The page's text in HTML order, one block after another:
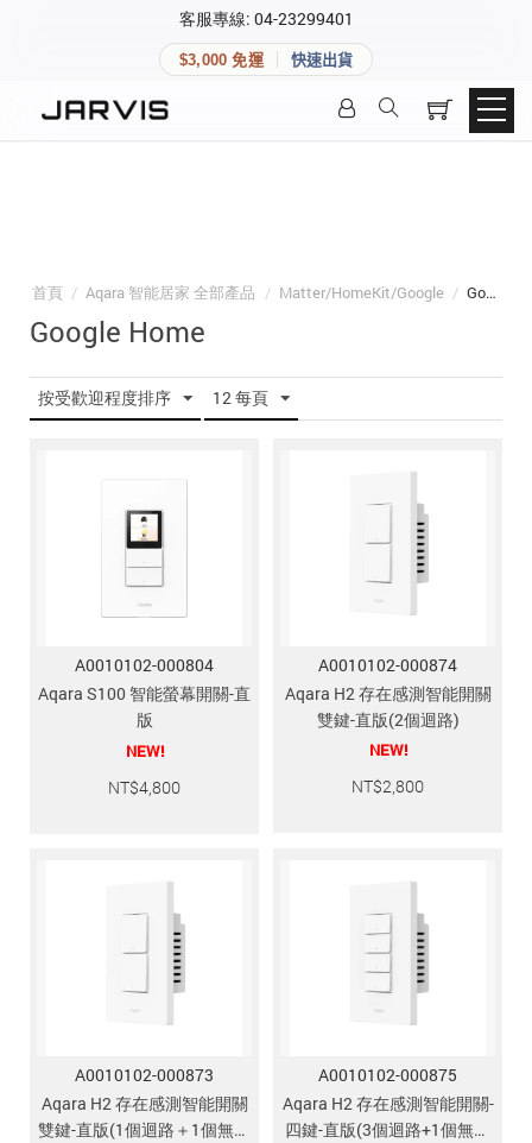
客服專線: 04-23299401
$3,000 免運 快速出貨
首頁 / Aqara 智能居家 全部產品 / Matter/HomeKit/Google / Google Home
Google Home
按受歡迎程度排序 12 每頁
A0010102-000804
Aqara S100 智能螢幕開關-直
版
NEW!
NT$4,800
A0010102-000874
Aqara H2 存在感測智能開關
雙鍵-直版(2個迴路)
NEW!
NT$2,800
A0010102-000873
Aqara H2 存在感測智能開關
雙鍵-直版(1個迴路＋1個無線
A0010102-000875
Aqara H2 存在感測智能開關-
四鍵-直版(3個迴路+1個無線
快速連結
登入後可查看訂單、會員資料與收藏清單。
建立新帳號
追蹤我的訂單
會員資料管理
加入 JARVIS VIP